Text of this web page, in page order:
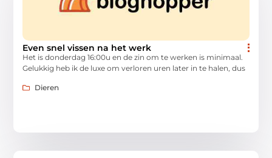
Even snel vissen na het werk
Het is donderdag 16:00u en de zin om te werken is minimaal.
Gelukkig heb ik de luxe om verloren uren later in te halen, dus
Dieren